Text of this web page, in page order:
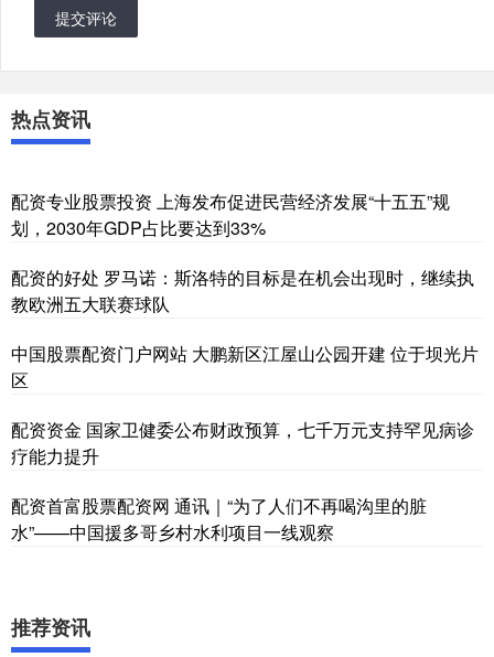
提交评论
热点资讯
配资专业股票投资 上海发布促进民营经济发展“十五五”规
划，2030年GDP占比要达到33%
配资的好处 罗马诺：斯洛特的目标是在机会出现时，继续执
教欧洲五大联赛球队
中国股票配资门户网站 大鹏新区江屋山公园开建 位于坝光片
区
配资资金 国家卫健委公布财政预算，七千万元支持罕见病诊
疗能力提升
配资首富股票配资网 通讯｜“为了人们不再喝沟里的脏
水”——中国援多哥乡村水利项目一线观察
推荐资讯